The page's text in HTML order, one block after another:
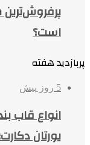
است؟
پربازدید هفته
5 روز پیش
انواع قاب
یورتان